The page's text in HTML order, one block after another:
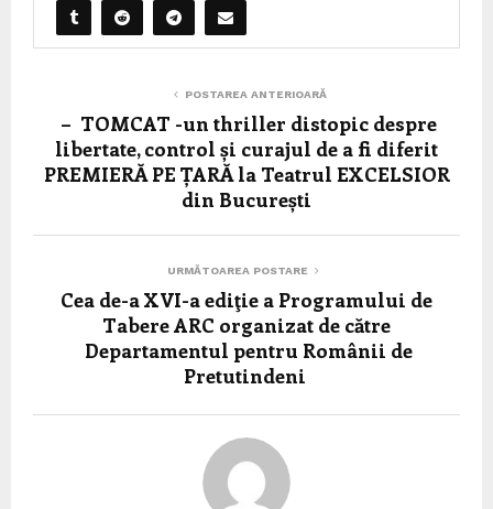
POSTAREA ANTERIOARĂ
– TOMCAT -un thriller distopic despre
libertate, control și curajul de a fi diferit
PREMIERĂ PE ȚARĂ la Teatrul EXCELSIOR
din București
URMĂTOAREA POSTARE
Cea de-a XVI-a ediţie a Programului de
Tabere ARC organizat de către
Departamentul pentru Românii de
Pretutindeni